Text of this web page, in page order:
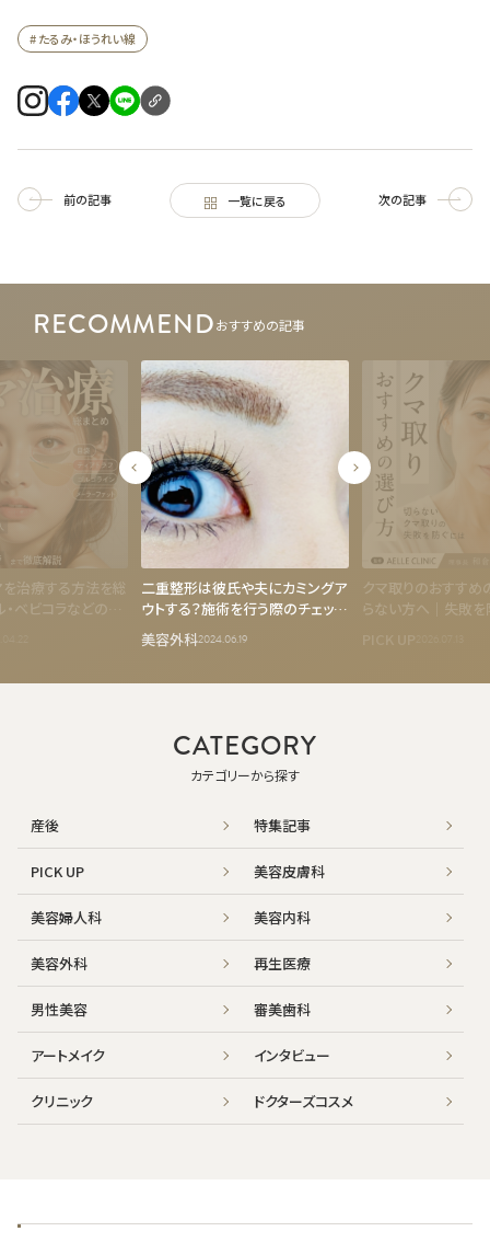
# たるみ・ほうれい線
前の記事 一覧に戻る 次の記事
RECOMMENDおすすめの記事
治療する方法を総
・ベビコラなどの注
二重整形は彼氏や夫にカミングア
ウトする？施術を行う際のチェック
ポイントも解説
美容外科2024.06.19
クマ取りのおすす
らない方へ｜失敗を
監修】
PICK UP
CATEGORY
カテゴリーから探す
産後 特集記事
PICK UP 美容皮膚科
美容婦人科 美容内科
美容外科 再生医療
男性美容 審美歯科
アートメイク インタビュー
クリニック ドクターズコスメ